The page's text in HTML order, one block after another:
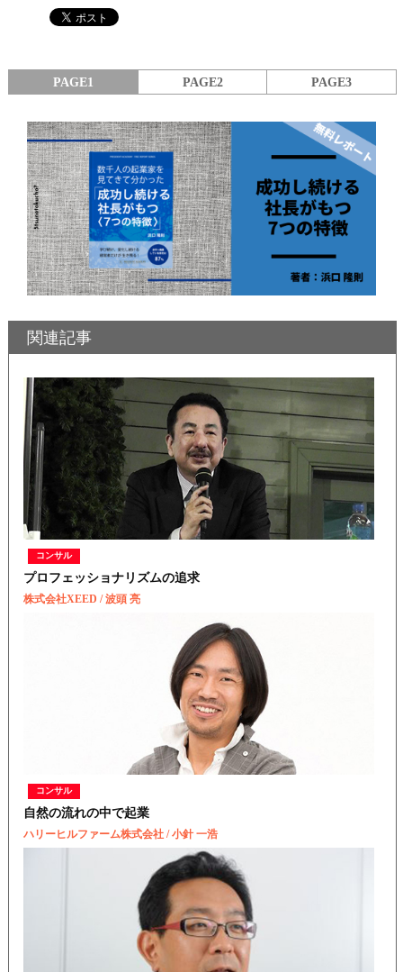
PAGE1 PAGE2 PAGE3
関連記事
コンサル
プロフェッショナリズムの追求
株式会社XEED / 波頭 亮
コンサル
自然の流れの中で起業
ハリーヒルファーム株式会社 / 小針 一浩